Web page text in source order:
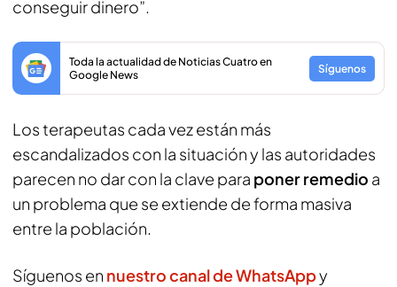
conseguir dinero”.
Toda la actualidad de Noticias Cuatro en
Google News
Síguenos
Los terapeutas cada vez están más
escandalizados con la situación y las autoridades
parecen no dar con la clave para poner remedio a
un problema que se extiende de forma masiva
entre la población.
Síguenos en nuestro canal de WhatsAppy